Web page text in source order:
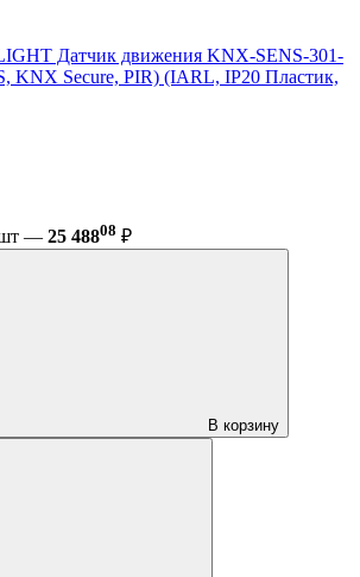
Датчик движения KNX-SENS-301-
KNX Secure, PIR) (IARL, IP20 Пластик,
шт — 25 48808 ₽
В корзину